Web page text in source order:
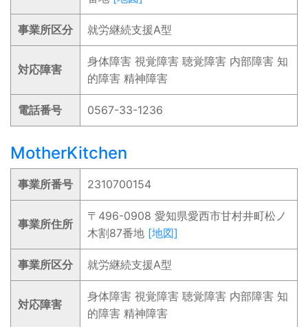
事業所区分 就労継続支援A型
対応障害
身体障害 視覚障害 聴覚障害 内部障害 知
的障害 精神障害
電話番号 0567-33-1236
MotherKitchen
事業所番号 2310700154
事業所住所
〒496-0908 愛知県愛西市甘村井町松ノ
木割87番地 [地図]
事業所区分 就労継続支援A型
対応障害
身体障害 視覚障害 聴覚障害 内部障害 知
的障害 精神障害